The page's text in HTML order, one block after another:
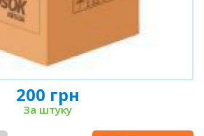
200 грн
За штуку